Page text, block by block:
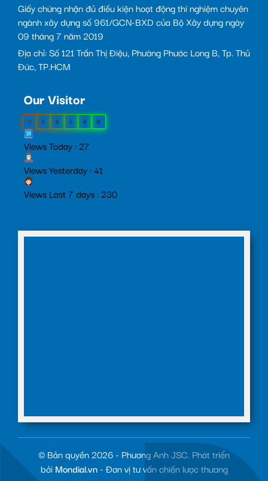
Giấy chứng nhận đủ điều kiện hoạt động thí nghiệm chuyên
ngành xây dựng số 961/GCN-BXD của Bộ Xây dựng ngày
09 tháng 7 năm 2019
Địa chỉ: Số 121 Trần Thị Điệu, Phường Phước Long B, Tp. Thủ
Đức, TP.HCM
Our Visitor
0 0 8 5 4 0
Views Today : 27
Views Yesterday : 41
Views Last 7 days : 230
© Bản quyền 2026 - Phương Anh JSC. Phát triển
bởi Mondial.vn- Đơn vị tư vấn chiến lược thương